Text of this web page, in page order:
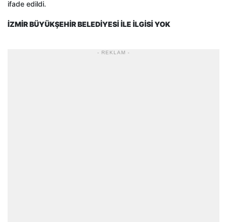
ifade edildi.
İZMİR BÜYÜKŞEHİR BELEDİYESİ İLE İLGİSİ YOK
- REKLAM -